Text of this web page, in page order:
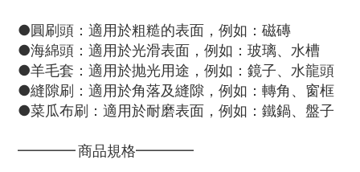
●圓刷頭：適用於粗糙的表面，例如：磁磚
●海綿頭：適用於光滑表面，例如：玻璃、水槽
●羊毛套：適用於抛光用途，例如：鏡子、水龍頭
●縫隙刷：適用於角落及縫隙，例如：轉角、窗框
●菜瓜布刷：適用於耐磨表面，例如：鐵鍋、盤子
━━━━ 商品規格━━━━